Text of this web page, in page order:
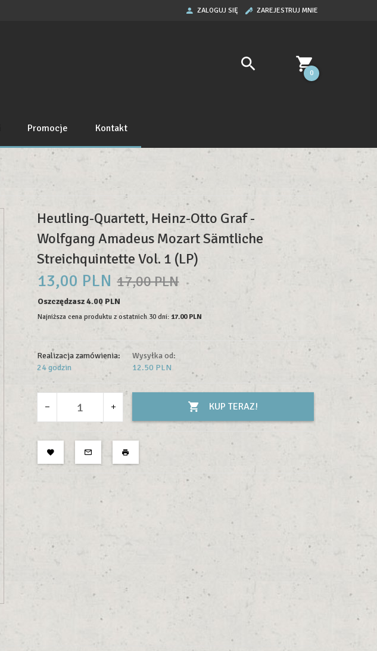
ZALOGUJ SIĘ ZAREJESTRUJ MNIE
0
Promocje Kontakt
Heutling-Quartett, Heinz-Otto Graf -
Wolfgang Amadeus Mozart Sämtliche
Streichquintette Vol. 1 (LP)
13,00 PLN 17,00 PLN
Oszczędzasz 4.00 PLN
Najniższa cena produktu z ostatnich 30 dni: 17.00 PLN
Realizacja zamówienia:
24 godzin
Wysyłka od:
12.50 PLN
KUP TERAZ!